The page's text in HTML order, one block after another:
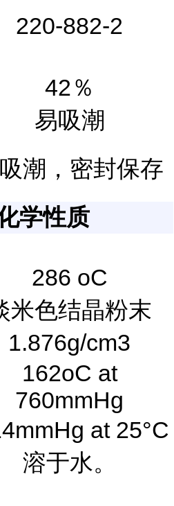
220-882-2
42％
易吸潮
潮，密封保存
学性质
286 oC
米色结晶粉末
1.876g/cm3
162oC at
760mmHg
at 25°C
溶于水。